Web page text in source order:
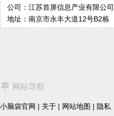
公司：江苏首屏信息产业有限公司
地址：南京市永丰大道12号B2栋
网站导航
小脑袋官网 | 关于 | 网站地图 | 隐私